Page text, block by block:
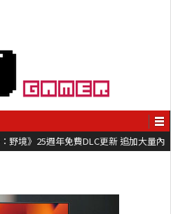
野境》25週年免費DLC更新 追加大量內
扣